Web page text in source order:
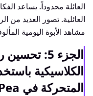
العائلة محدوداً. يساعد
العائلية. تصور العديد من
مشاهد الأبوة اليومية
الجزء 5:
الكلاسيكية
المتحركة في HitPaw VikPea